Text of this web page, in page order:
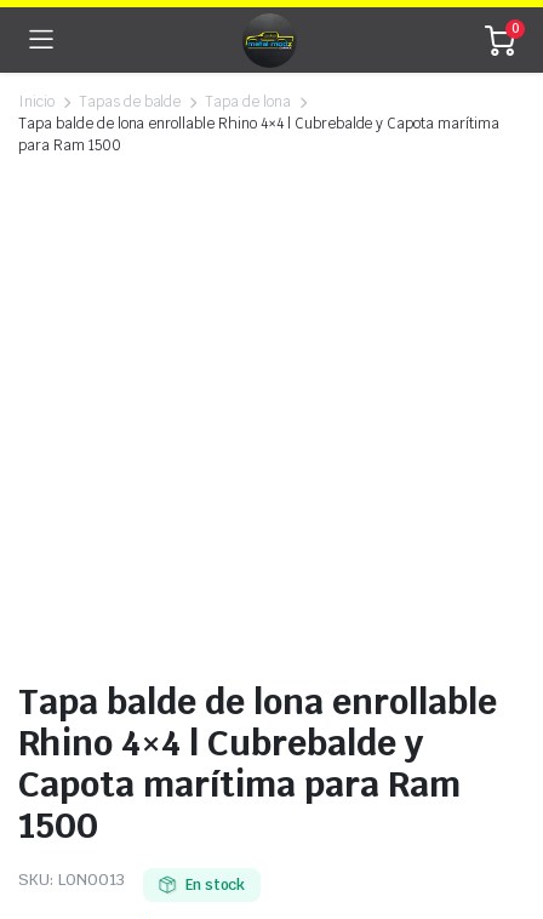
0
Inicio Tapas de balde
Tapa de lona
Tapa balde de lona enrollable Rhino 4×4 | Cubrebalde y Capota marítima
para Ram 1500
Tapa balde de lona enrollable
Rhino 4×4 | Cubrebalde y
Capota marítima para Ram
1500
SKU: LON0013 En stock